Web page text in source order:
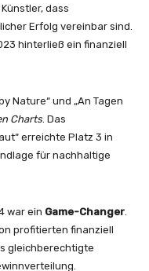
dass
Erfolg vereinbar sind.
hinterließ ein finanziell
Nature“ und „An Tagen
Charts . Das
erreichte Platz 3 in
für nachhaltige
war ein Game-Changer
profitierten finanziell
gleichberechtigte